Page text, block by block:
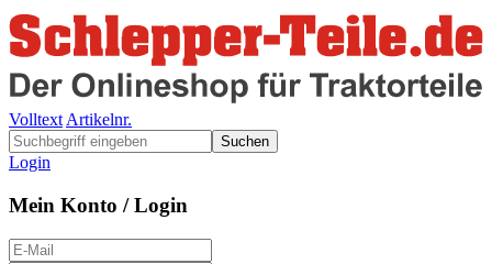
Volltext Artikelnr.
Suchen
Login
Mein Konto / Login